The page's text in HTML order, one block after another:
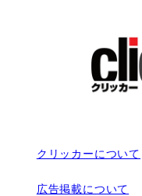
クリッカーについて
広告掲載について